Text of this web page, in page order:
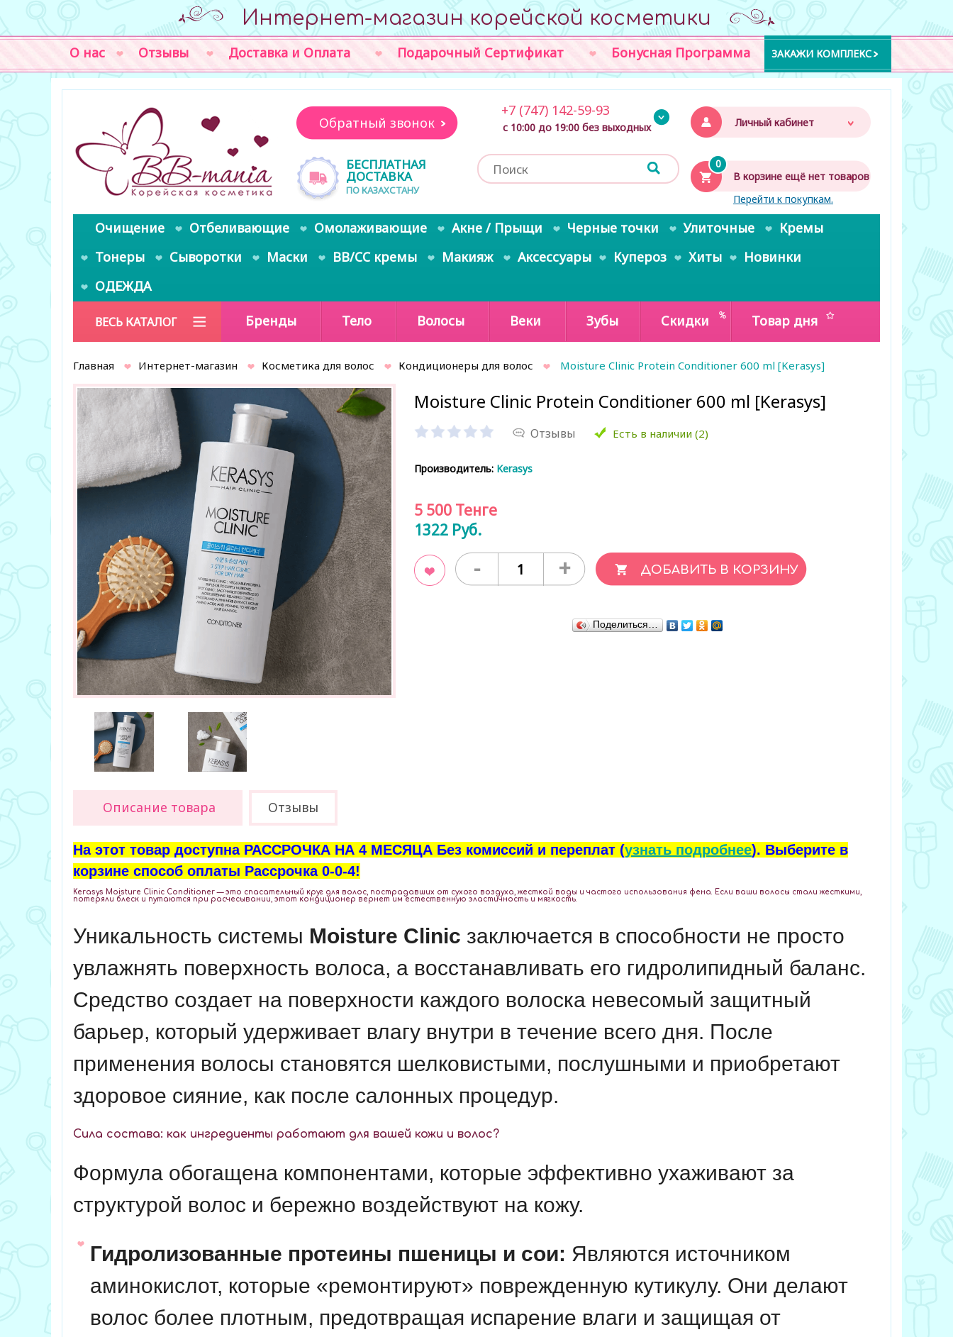
Интернет-магазин корейской косметики
О нас Отзывы Доставка и Оплата Подарочный Сертификат Бонусная Программа ЗАКАЖИ КОМПЛЕКС
Личный кабинет
0
В корзине ещё нет товаров
Перейти к покупкам.
Обратный звонок
БЕСПЛАТНАЯ
ДОСТАВКА
ПО КАЗАХСТАНУ
+7 (747) 142-59-93
с 10:00 до 19:00 без выходных
Очищение Отбеливающие Омолаживающие Акне / Прыщи Черные точки Улиточные
Кремы
Тонеры
Сыворотки Маски BB/CC кремы Макияж Аксессуары Купероз Хиты
Новинки
ОДЕЖДА
ВЕСЬ КАТАЛОГ Бренды Тело Волосы Веки Зубы Скидки Товар дня
Главная Интернет-магазин Косметика для волос Кондиционеры для волос Moisture Clinic Protein Conditioner 600 ml [Kerasys]
Moisture Clinic Protein Conditioner 600 ml [Kerasys]
Отзывы Есть в наличии (2)
Производитель: Kerasys
5 500 Тенге
1322 Руб.
- +
В закладки
Поделиться…
Описание товара Отзывы
На этот товар доступна РАССРОЧКА НА 4 МЕСЯЦА Без комиссий и переплат (узнать подробнее). Выберите в
корзине способ оплаты Рассрочка 0-0-4!
Kerasys Moisture Clinic Conditioner— это спасательный круг для волос, пострадавших от сухого воздуха, жесткой воды и частого использования фена. Если ваши волосы стали жесткими,
потеряли блеск и путаются при расчесывании, этот кондиционер вернет им естественную эластичность и мягкость.
Уникальность системы Moisture Clinic заключается в способности не просто
увлажнять поверхность волоса, а восстанавливать его гидролипидный баланс.
Средство создает на поверхности каждого волоска невесомый защитный
барьер, который удерживает влагу внутри в течение всего дня. После
применения волосы становятся шелковистыми, послушными и приобретают
здоровое сияние, как после салонных процедур.
Сила состава: как ингредиенты работают для вашей кожи и волос?
Формула обогащена компонентами, которые эффективно ухаживают за
структурой волос и бережно воздействуют на кожу.
Гидролизованные протеины пшеницы и сои: Являются источником
аминокислот, которые «ремонтируют» поврежденную кутикулу. Они делают
волос более плотным, предотвращая испарение влаги и защищая от